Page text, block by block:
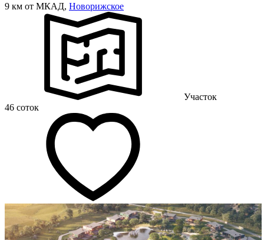
9 км от МКАД, Новорижское
Участок
46 соток